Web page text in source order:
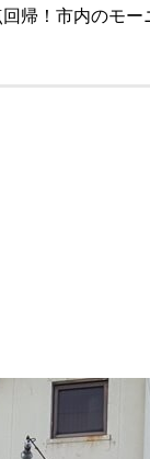
帰！市内のモー